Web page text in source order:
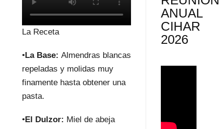
La Receta
•La Base: Almendras blancas
repeladas y molidas muy
finamente hasta obtener una
pasta.
•El Dulzor: Miel de abeja
ANUAL
CIHAR
2026